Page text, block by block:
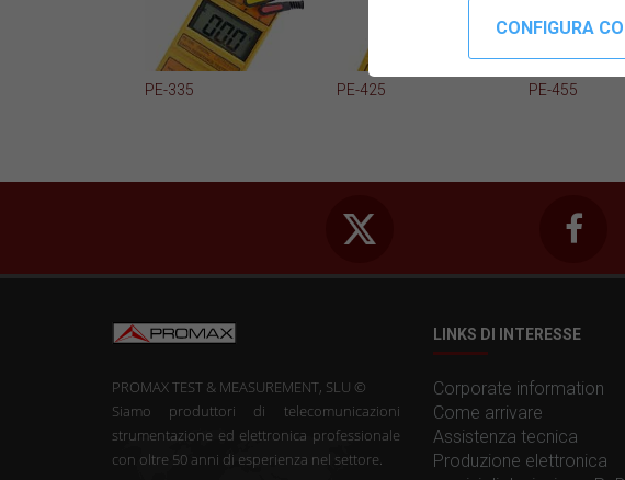
PE-335 PE-425 PE-455
PROMAX TEST & MEASUREMENT, SLU ©
Siamo produttori di telecomunicazioni
strumentazione ed elettronica professionale
con oltre 50 anni di esperienza nel settore.
LINKS DI INTERESSE
Corporate information
Come arrivare
Assistenza tecnica
Produzione elettronica